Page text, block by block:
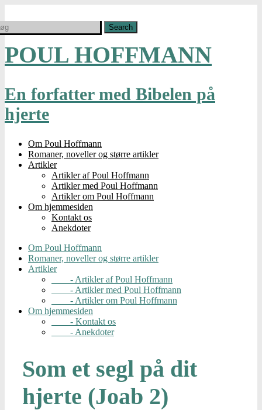
POUL HOFFMANN
En forfatter med Bibelen på
hjerte
Om Poul Hoffmann
Romaner, noveller og større artikler
Artikler
Artikler af Poul Hoffmann
Artikler med Poul Hoffmann
Artikler om Poul Hoffmann
Om hjemmesiden
Kontakt os
Anekdoter
Om Poul Hoffmann
Romaner, noveller og større artikler
Artikler
- Artikler af Poul Hoffmann
- Artikler med Poul Hoffmann
- Artikler om Poul Hoffmann
Om hjemmesiden
- Kontakt os
- Anekdoter
Som et segl på dit
hjerte (Joab 2)